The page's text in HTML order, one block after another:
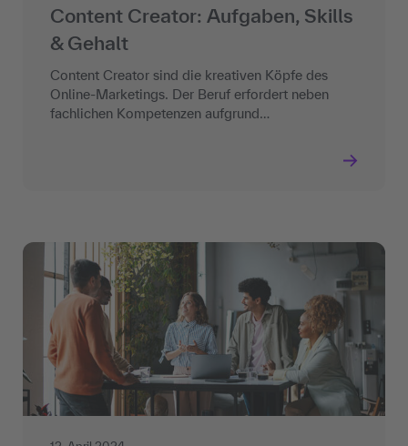
Content Creator: Aufgaben, Skills
& Gehalt
Content Creator sind die kreativen Köpfe des
Online-Marketings. Der Beruf erfordert neben
fachlichen Kompetenzen aufgrund…